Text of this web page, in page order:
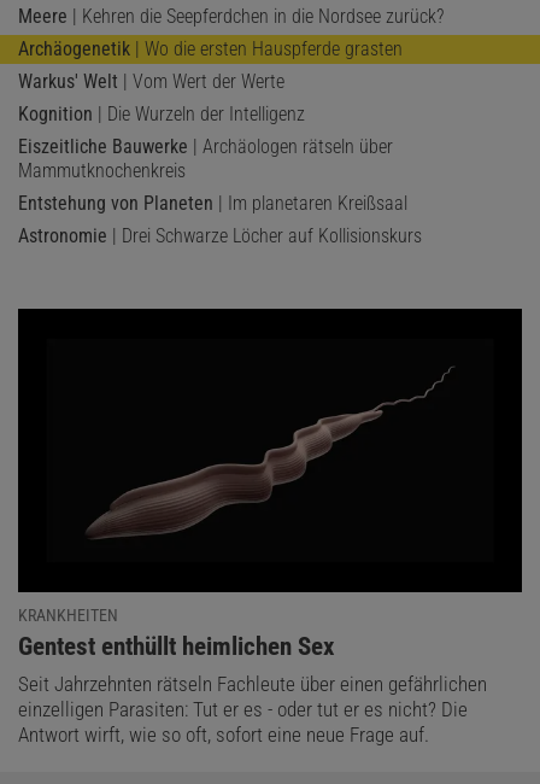
Meere | Kehren die Seepferdchen in die Nordsee zurück?
Archäogenetik | Wo die ersten Hauspferde grasten
Warkus' Welt | Vom Wert der Werte
Kognition | Die Wurzeln der Intelligenz
Eiszeitliche Bauwerke | Archäologen rätseln über
Mammutknochenkreis
Entstehung von Planeten | Im planetaren Kreißsaal
Astronomie | Drei Schwarze Löcher auf Kollisionskurs
KRANKHEITEN
:
Gentest enthüllt heimlichen Sex
Seit Jahrzehnten rätseln Fachleute über einen gefährlichen
einzelligen Parasiten: Tut er es - oder tut er es nicht? Die
Antwort wirft, wie so oft, sofort eine neue Frage auf.